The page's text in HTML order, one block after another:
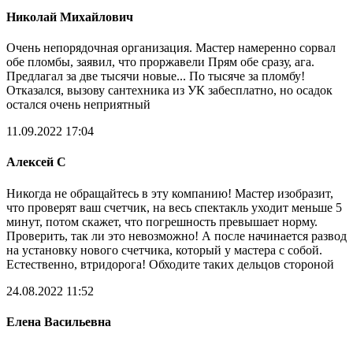
Николай Михайлович
Очень непорядочная организация. Мастер намеренно сорвал
обе пломбы, заявил, что проржавели Прям обе сразу, ага.
Предлагал за две тысячи новые... По тысяче за пломбу!
Отказался, вызову сантехника из УК забесплатно, но осадок
остался очень неприятный
11.09.2022 17:04
Алексей С
Никогда не обращайтесь в эту компанию! Мастер изобразит,
что проверят ваш счетчик, на весь спектакль уходит меньше 5
минут, потом скажет, что погрешность превышает норму.
Проверить, так ли это невозможно! А после начинается развод
на установку нового счетчика, который у мастера с собой.
Естественно, втридорога! Обходите таких дельцов стороной
24.08.2022 11:52
Елена Васильевна